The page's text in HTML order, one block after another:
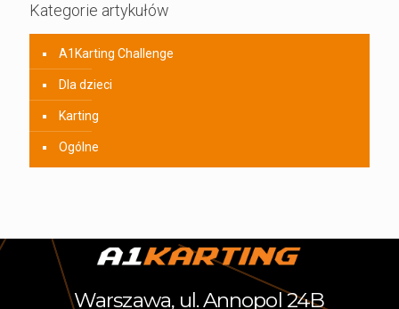
Kategorie artykułów
A1Karting Challenge
Dla dzieci
Karting
Ogólne
Warszawa, ul. Annopol 24B